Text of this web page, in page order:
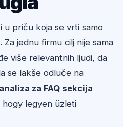
u priču koja se vrti samo
jednu firmu cilj nije sama
više relevantnih ljudi, da
se lakše odluče na
za FAQ sekcija
legyen üzleti